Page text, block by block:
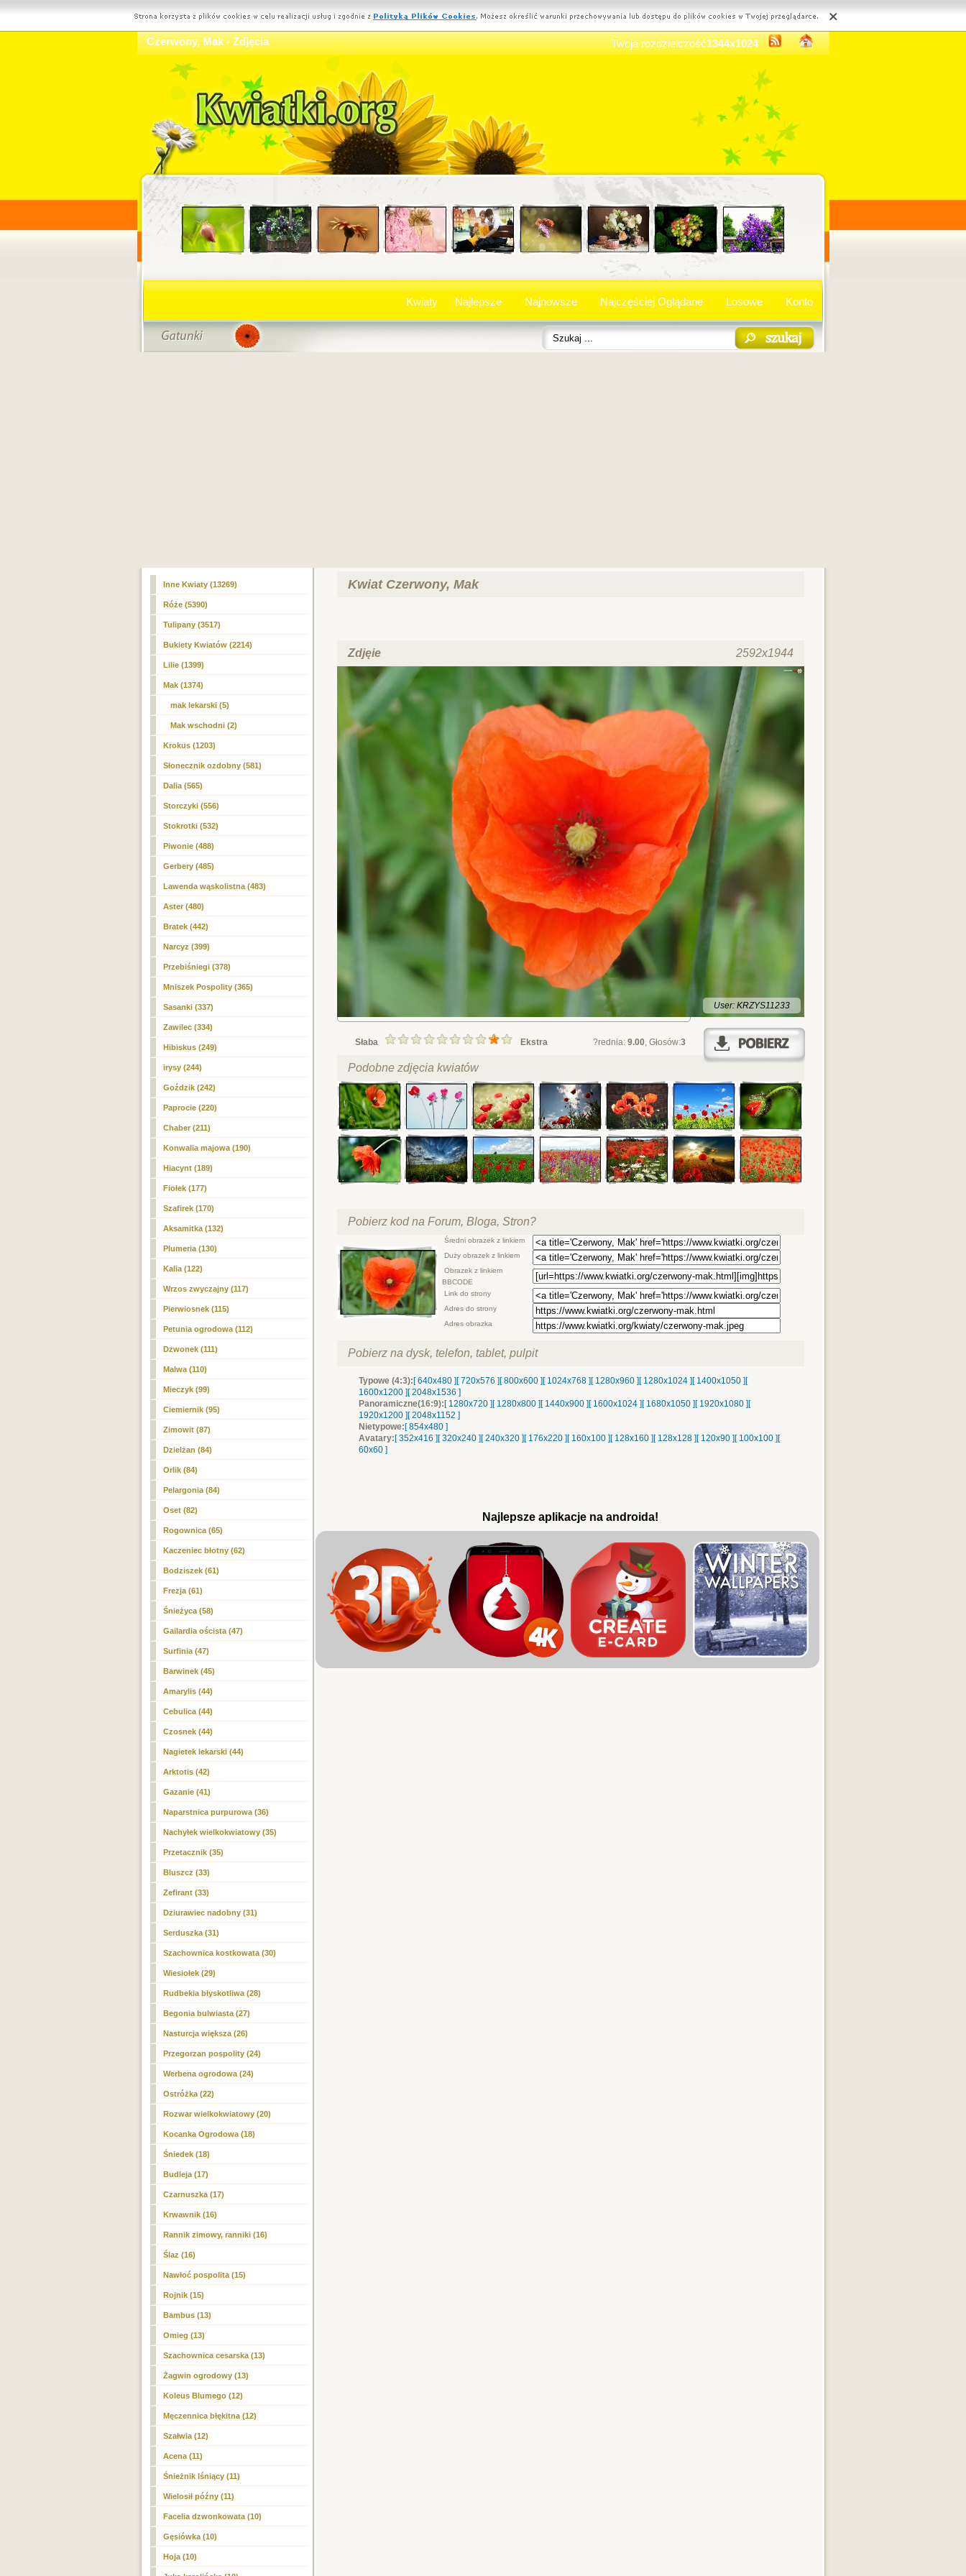
Czerwony, Mak - Zdjęcia Twoja rozdzielczość1344x1024
Kwiaty Najlepsze Najnowsze Najczęściej Oglądane Losowe Konto
Inne Kwiaty (13269)
Róże (5390)
Tulipany (3517)
Bukiety Kwiatów (2214)
Lilie (1399)
Mak(1374)
mak lekarski (5)
Mak wschodni (2)
Krokus (1203)
Słonecznik ozdobny (581)
Dalia (565)
Storczyki (556)
Stokrotki (532)
Piwonie (488)
Gerbery (485)
Lawenda wąskolistna (483)
Aster (480)
Bratek (442)
Narcyz (399)
Przebiśniegi (378)
Mniszek Pospolity (365)
Sasanki (337)
Zawilec (334)
Hibiskus (249)
irysy (244)
Goździk (242)
Paprocie (220)
Chaber (211)
Konwalia majowa (190)
Hiacynt (189)
Fiołek (177)
Szafirek (170)
Aksamitka (132)
Plumeria (130)
Kalia (122)
Wrzos zwyczajny (117)
Pierwiosnek (115)
Petunia ogrodowa (112)
Dzwonek (111)
Malwa (110)
Mieczyk (99)
Ciemiernik (95)
Zimowit (87)
Dzielżan (84)
Orlik (84)
Pelargonia (84)
Oset (82)
Rogownica (65)
Kaczeniec błotny (62)
Bodziszek (61)
Frezja (61)
Śnieżyca (58)
Gailardia oścista (47)
Surfinia (47)
Barwinek (45)
Amarylis (44)
Cebulica (44)
Czosnek (44)
Nagietek lekarski (44)
Arktotis (42)
Gazanie (41)
Naparstnica purpurowa (36)
Nachyłek wielkokwiatowy (35)
Przetacznik (35)
Bluszcz (33)
Zefirant (33)
Dziurawiec nadobny (31)
Serduszka (31)
Szachownica kostkowata (30)
Wiesiołek (29)
Rudbekia błyskotliwa (28)
Begonia bulwiasta (27)
Nasturcja większa (26)
Przegorzan pospolity (24)
Werbena ogrodowa (24)
Ostróżka (22)
Rozwar wielkokwiatowy (20)
Kocanka Ogrodowa (18)
Śniedek (18)
Budleja (17)
Czarnuszka (17)
Krwawnik (16)
Rannik zimowy, ranniki (16)
Ślaz (16)
Nawłoć pospolita (15)
Rojnik (15)
Bambus (13)
Omieg (13)
Szachownica cesarska (13)
Żagwin ogrodowy (13)
Koleus Blumego (12)
Męczennica błękitna (12)
Szałwia (12)
Acena (11)
Śnieżnik lśniący (11)
Wielosił późny (11)
Facelia dzwonkowata (10)
Gęsiówka (10)
Hoja (10)
Kwiat Czerwony, Mak
Zdjęie 2592x1944
User: KRZYS11233
Słaba Ekstra ?rednia: 9.00, Głosów:3
Podobne zdjęcia kwiatów
Pobierz kod na Forum, Bloga, Stron?
Średni obrazek z linkiem
Duży obrazek z linkiem
Obrazek z linkiem
BBCODE
Link do strony
Adres do strony
Adres obrazka
Pobierz na dysk, telefon, tablet, pulpit
Typowe (4:3):[ 640x480 ][ 720x576 ][ 800x600 ][ 1024x768 ][ 1280x960 ][ 1280x1024 ][ 1400x1050 ][
1600x1200 ][ 2048x1536 ]
Panoramiczne(16:9):[ 1280x720 ][ 1280x800 ][ 1440x900 ][ 1600x1024 ][ 1680x1050 ][ 1920x1080 ][
1920x1200 ][ 2048x1152 ]
Nietypowe:[ 854x480 ]
Avatary:[ 352x416 ][ 320x240 ][ 240x320 ][ 176x220 ][ 160x100 ][ 128x160 ][ 128x128 ][ 120x90 ][ 100x100 ][
60x60 ]
Najlepsze aplikacje na androida!